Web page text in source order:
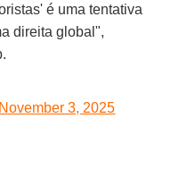
é uma tentativa
direita global",
November 3, 2025